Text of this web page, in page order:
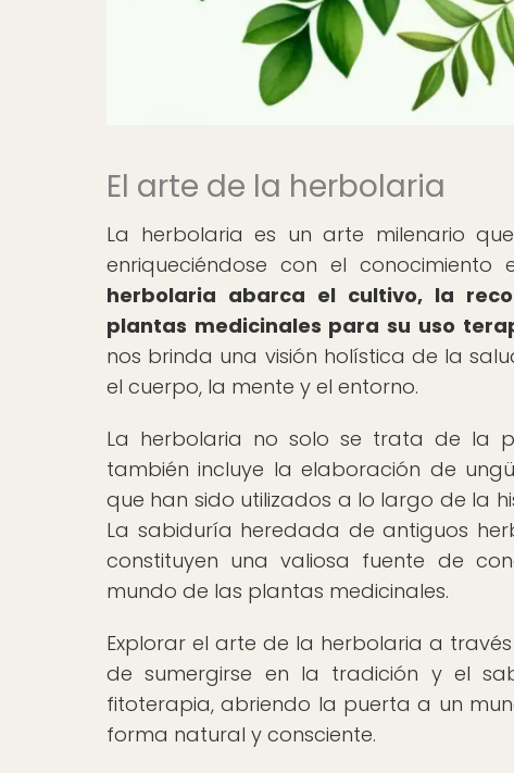
El arte de la herbolaria
La herbolaria es un arte milenario
enriqueciéndose con el conocimiento
herbolaria abarca el cultivo, la
plantas medicinales para su uso
nos brinda una visión holística de la
el cuerpo, la mente y el entorno.
La herbolaria no solo se trata de la
también incluye la elaboración de
que han sido utilizados a lo largo de la
La sabiduría heredada de antiguos
constituyen una valiosa fuente de
mundo de las plantas medicinales.
Explorar el arte de la herbolaria a
de sumergirse en la tradición y el
fitoterapia, abriendo la puerta a un
forma natural y consciente.